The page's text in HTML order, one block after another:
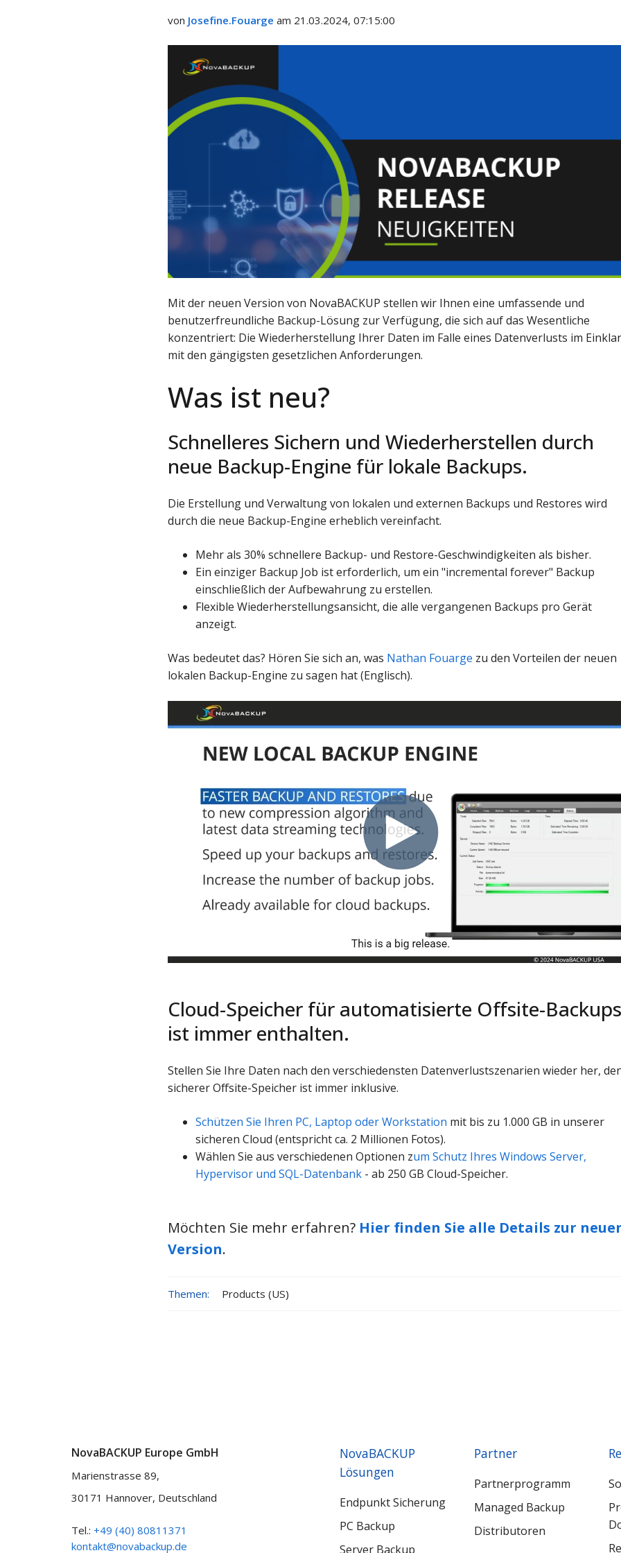
von Josefine.Fouarge am 21.03.2024, 07:15:00
Mit der neuen Version von NovaBACKUP stellen wir Ihnen eine umfassende und
benutzerfreundliche Backup-Lösung zur Verfügung, die sich auf das Wesentliche
konzentriert: Die Wiederherstellung Ihrer Daten im Falle eines Datenverlusts im
mit den gängigsten gesetzlichen Anforderungen.
Was ist neu?
Schnelleres Sichern und Wiederherstellen durch
neue Backup-Engine für lokale Backups.
Die Erstellung und Verwaltung von lokalen und externen Backups und Restores wird
durch die neue Backup-Engine erheblich vereinfacht.
Mehr als 30% schnellere Backup- und Restore-Geschwindigkeiten als bisher.
Ein einziger Backup Job ist erforderlich, um ein "incremental forever" Backup
einschließlich der Aufbewahrung zu erstellen.
Flexible Wiederherstellungsansicht, die alle vergangenen Backups pro Gerät
anzeigt.
Was bedeutet das? Hören Sie sich an, was Nathan Fouarge zu den Vorteilen der neuen
lokalen Backup-Engine zu sagen hat (Englisch).
Cloud-Speicher für automatisierte Offsite-
ist immer enthalten.
Stellen Sie Ihre Daten nach den verschiedensten Datenverlustszenarien wieder her,
sicherer Offsite-Speicher ist immer inklusive.
Schützen Sie Ihren PC, Laptop oder Workstation mit bis zu 1.000 GB in unserer
sicheren Cloud (entspricht ca. 2 Millionen Fotos).
Wählen Sie aus verschiedenen Optionen zum Schutz Ihres Windows Server,
Hypervisor und SQL-Datenbank - ab 250 GB Cloud-Speicher.
Möchten Sie mehr erfahren? Hier finden Sie alle Details zur
Version.
Themen: Products (US)
NovaBACKUP Europe GmbH
Marienstrasse 89,
30171 Hannover, Deutschland
Tel.: +49 (40) 80811371
kontakt@novabackup.de
NovaBACKUP
Lösungen
Endpunkt Sicherung
PC Backup
Server Backup
Partner
Partnerprogramm
Managed Backup
Distributoren